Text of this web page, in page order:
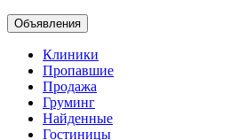
Объявления
Клиники
Пропавшие
Продажа
Груминг
Найденные
Гостиницы